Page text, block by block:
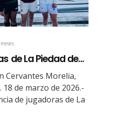
de La Piedad de...
Cervantes Morelia,
18 de marzo de 2026.-
de jugadoras de La